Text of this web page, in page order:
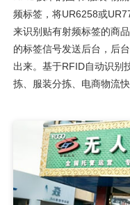
频标签，将UR6258或
来识别贴有射频标签的商
的标签信号发送后台，后
出来。基于RFID自动识别
拣、服装分拣、电商物流